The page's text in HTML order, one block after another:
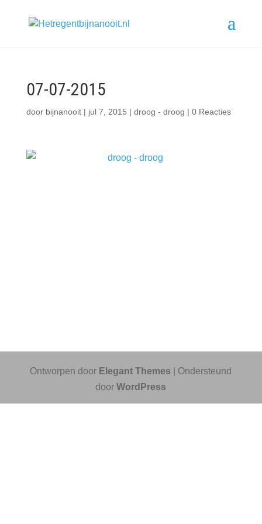
07-07-2015
door bijnanooit| jul 7, 2015 | droog - droog | 0 Reacties
Ontworpen door Elegant Themes | Ondersteund
doorWordPress